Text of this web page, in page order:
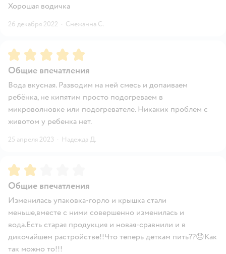
Хорошая водичка
26 декабря 2022 · Снежанна С.
Рейтинг:5
Общие впечатления
Вода вкусная. Разводим на ней смесь и допаиваем
ребёнка, не кипятим просто подогреваем в
микроволновке или подогревателе. Никаких проблем с
животом у ребенка нет.
25 апреля 2023 · Надежда Д.
Рейтинг:
Общие впечатления
Изменилась упаковка-горло и крышка стали
меньше,вместе с ними совершенно изменилась и
вода.Есть старая продукция и новая-сравнили и в
дикочайшем растройстве!!Что теперь деткам пить??😞Как
так можно то!!!